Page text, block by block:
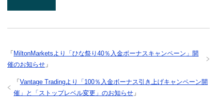
「 MiltonMarketsより「ひな祭り40％入金ボーナスキャンペーン」開
催のお知らせ 」
「 Vantage Tradingより「100％入金ボーナス引き上げキャンペーン開
催」と「ストップレベル変更」のお知らせ 」